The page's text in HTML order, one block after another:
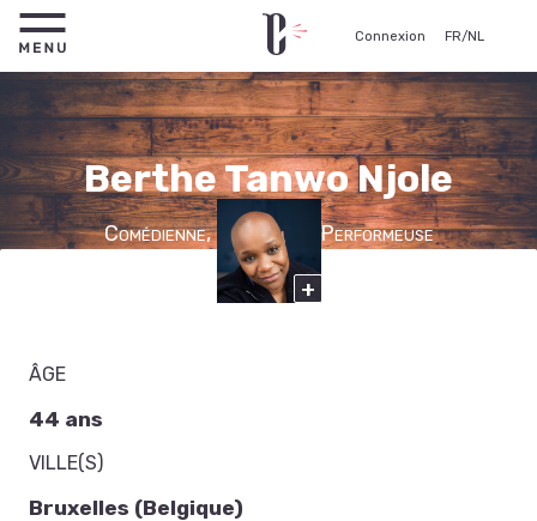
Connexion FR/NL
Berthe Tanwo Njole
Comédienne, Chanteuse, Performeuse
+
ÂGE
44 ans
VILLE(S)
Bruxelles (Belgique)